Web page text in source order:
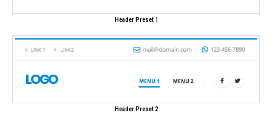
Header Preset 1
Header Preset 2